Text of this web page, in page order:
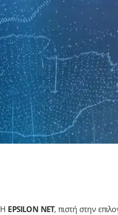
Η EPSILON NET, πιστή στην